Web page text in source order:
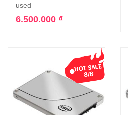
used
6.500.000 ₫